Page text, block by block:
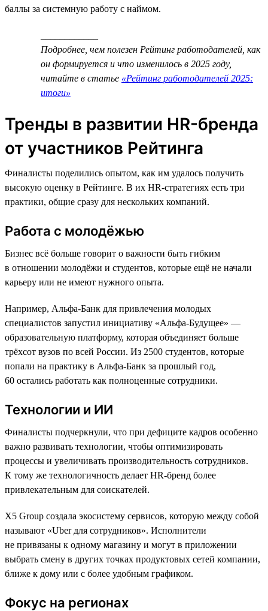
баллы за системную работу с наймом.
Подробнее, чем полезен Рейтинг работодателей, как
он формируется и что изменилось в 2025 году,
читайте в статье «Рейтинг работодателей 2025:
итоги»
Тренды в развитии HR-бренда
от участников Рейтинга
Финалисты поделились опытом, как им удалось получить
высокую оценку в Рейтинге. В их HR-стратегиях есть три
практики, общие сразу для нескольких компаний.
Работа с молодёжью
Бизнес всё больше говорит о важности быть гибким
в отношении молодёжи и студентов, которые ещё не начали
карьеру или не имеют нужного опыта.
Например, Альфа-Банк для привлечения молодых
специалистов запустил инициативу «Альфа-Будущее» —
образовательную платформу, которая объединяет больше
трёхсот вузов по всей России. Из 2500 студентов, которые
попали на практику в Альфа-Банк за прошлый год,
60 остались работать как полноценные сотрудники.
Технологии и ИИ
Финалисты подчеркнули, что при дефиците кадров особенно
важно развивать технологии, чтобы оптимизировать
процессы и увеличивать производительность сотрудников.
К тому же технологичность делает HR-бренд более
привлекательным для соискателей.
X5 Group создала экосистему сервисов, которую между собой
называют «Uber для сотрудников». Исполнители
не привязаны к одному магазину и могут в приложении
выбрать смену в других точках продуктовых сетей компании,
ближе к дому или с более удобным графиком.
Фокус на регионах